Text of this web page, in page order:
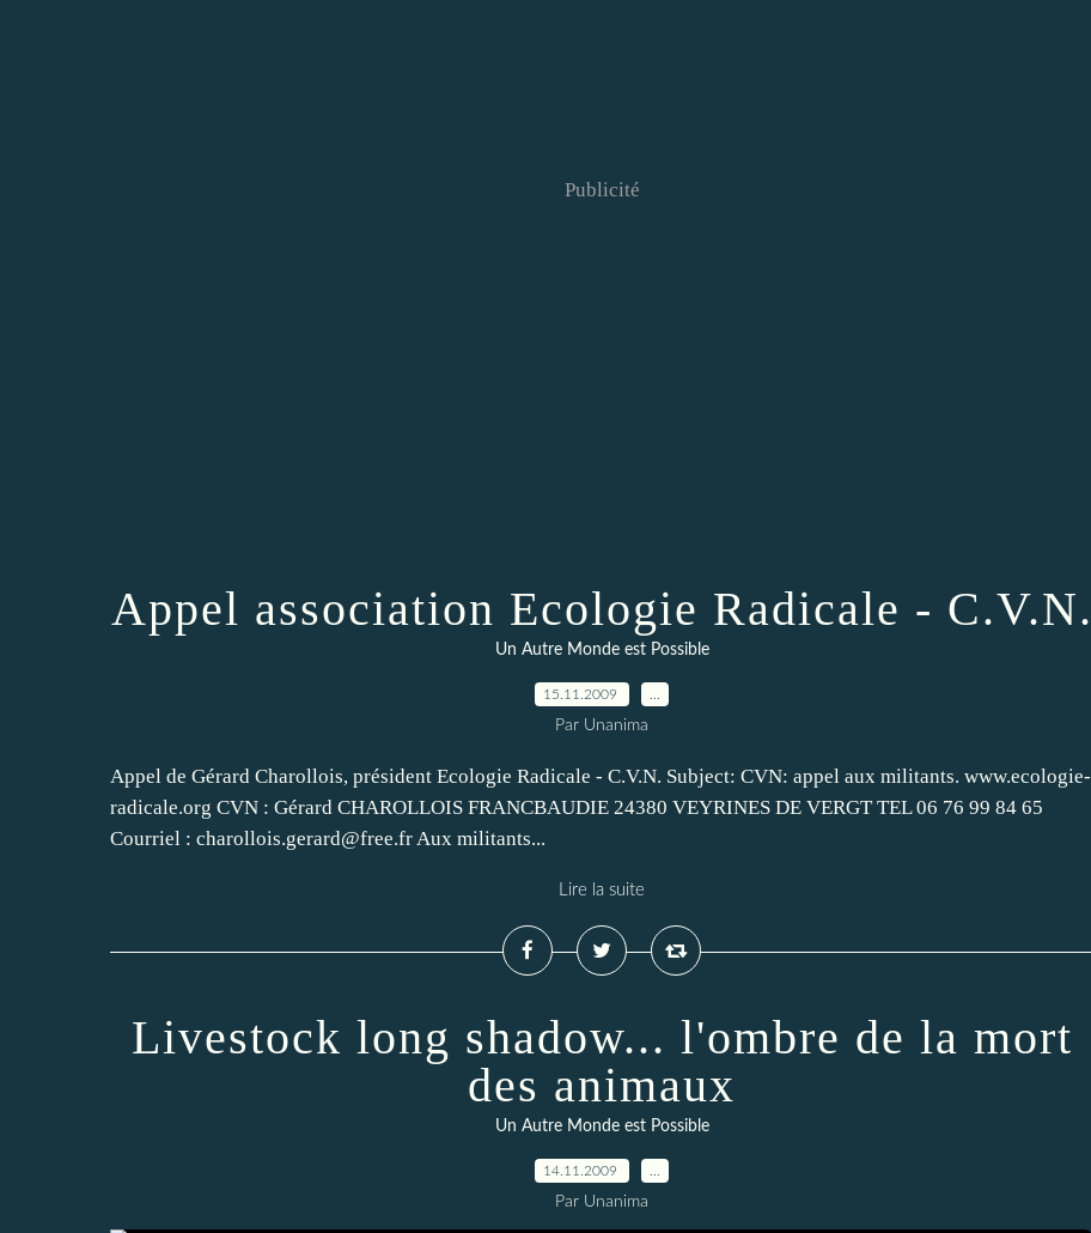
Publicité
Appel association Ecologie Radicale - C.V.N.
Un Autre Monde est Possible
15.11.2009
Par Unanima
Appel de Gérard Charollois, président Ecologie Radicale - C.V.N. Subject: CVN: appel aux militants. www.ecologie-
radicale.org CVN : Gérard CHAROLLOIS FRANCBAUDIE 24380 VEYRINES DE VERGT TEL 06 76 99 84 65
Courriel : charollois.gerard@free.fr Aux militants...
Lire la suite
Livestock long shadow... l'ombre de la mort
des animaux
Un Autre Monde est Possible
14.11.2009
Par Unanima